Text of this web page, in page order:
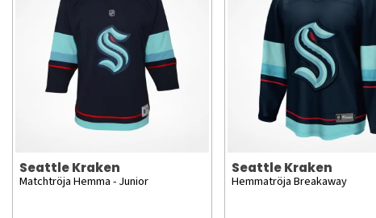
Seattle Kraken
Matchtröja Hemma - Junior
Seattle Kraken
Hemmatröja Breakaway